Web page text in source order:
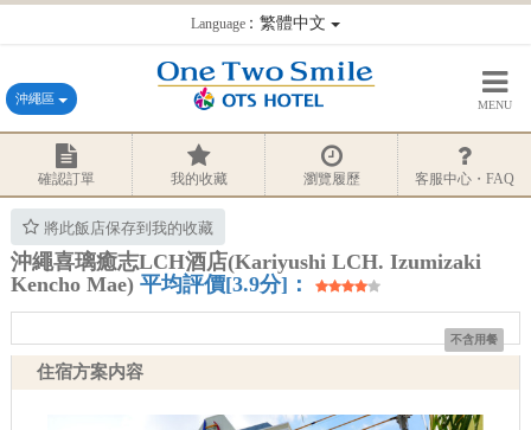
Language：繁體中文
沖繩區 MENU
確認訂單 我的收藏 瀏覽履歷 客服中心・FAQ
將此飯店保存到我的收藏
沖繩喜璃癒志LCH酒店(Kariyushi LCH. Izumizaki
Kencho Mae) 平均評價[3.9分]：
不含用餐
住宿方案内容